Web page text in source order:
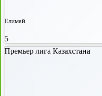
Елимай
5
Премьер лига Казахстана